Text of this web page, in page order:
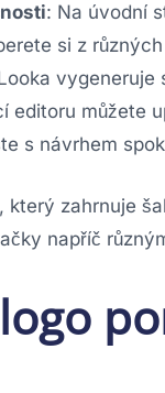
: Na úvodní
si z
vygeneruje
editoru můžete
s návrhem
, který zahrnuje
napříč